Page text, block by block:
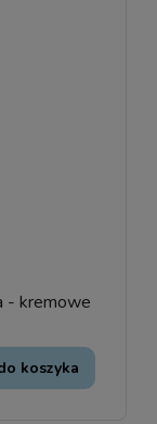
- kremowe
koszyka